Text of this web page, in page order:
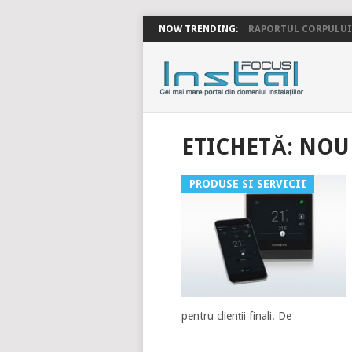
NOW TRENDING: RAPORTUL
ETICHETĂ:
PRODUSE SI SERVICII
pentru clienții finali. De